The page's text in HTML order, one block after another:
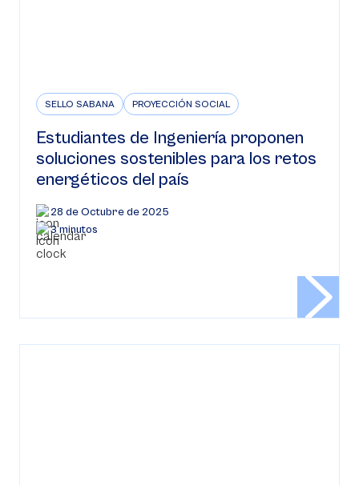
SELLO SABANA PROYECCIÓN SOCIAL
Estudiantes de Ingeniería proponen
soluciones sostenibles para los retos
energéticos del país
28 de Octubre de 2025
3 minutos